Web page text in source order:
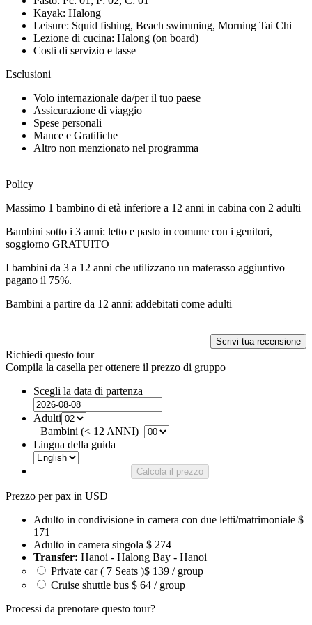
Kayak: Halong
Leisure: Squid fishing, Beach swimming, Morning Tai Chi
Lezione di cucina: Halong (on board)
Costi di servizio e tasse
Esclusioni
Volo internazionale da/per il tuo paese
Assicurazione di viaggio
Spese personali
Mance e Gratifiche
Altro non menzionato nel programma
Policy
Massimo 1 bambino di età inferiore a 12 anni in cabina con 2 adulti
Bambini sotto i 3 anni: letto e pasto in comune con i genitori,
soggiorno GRATUITO
I bambini da 3 a 12 anni che utilizzano un materasso aggiuntivo
pagano il 75%.
Bambini a partire da 12 anni: addebitati come adulti
Scrivi tua recensione
Richiedi questo tour
Compila la casella per ottenere il prezzo di gruppo
Scegli la data di partenza
Adulti
Bambini (< 12 ANNI)
Lingua della guida
Calcola il prezzo
Prezzo per pax in USD
Adulto in condivisione in camera con due letti/matrimoniale $
171
Adulto in camera singola $ 274
Transfer: Hanoi - Halong Bay - Hanoi
Private car ( 7 Seats )$ 139 / group
Cruise shuttle bus $ 64 / group
Processi da prenotare questo tour?